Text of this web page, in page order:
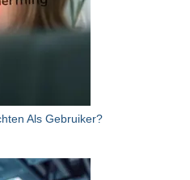
Als Gebruiker?